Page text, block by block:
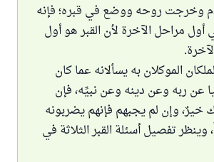
وخرجت روحه ووضع في قبره؛ فإنه
مراحل الآخرة لأن القبر هو أول
الموكلان به يسألانه عما كان
عن ربه وعن دينه وعن نبيِّه، فإن
خيرٌ، وإن لم يجبهم فإنهم يضربونه
وينظر تفصيل أسئلة القبر الثلاثة في